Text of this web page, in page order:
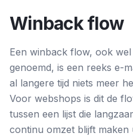
Winback flow
Een winback flow, ook
genoemd, is een reeks e-
al langere tijd niets meer
Voor webshops is dit de
tussen een lijst die
continu omzet blijft maken